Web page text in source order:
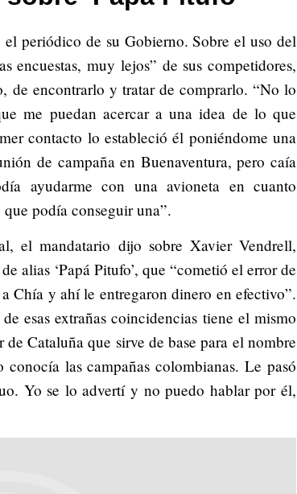
periódico de su Gobierno. Sobre el uso del
encuestas, muy lejos” de sus competidores,
de encontrarlo y tratar de comprarlo. “No lo
me puedan acercar a una idea de lo que
contacto lo estableció él poniéndome una
de campaña en Buenaventura, pero caía
ayudarme con una avioneta en cuanto
podía conseguir una”.
el mandatario dijo sobre Xavier Vendrell,
alias ‘Papá Pitufo’, que “cometió el error de
Chía y ahí le entregaron dinero en efectivo”.
esas extrañas coincidencias tiene el mismo
Cataluña que sirve de base para el nombre
las campañas colombianas. Le pasó
Yo se lo advertí y no puedo hablar por él,